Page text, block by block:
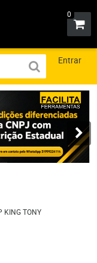
0
Entrar
TONY